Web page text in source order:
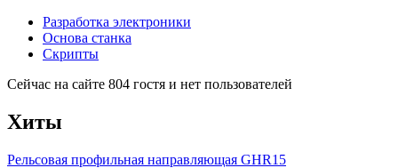
Разработка электроники
Основа станка
Скрипты
Сейчас на сайте 804 гостя и нет пользователей
Хиты
Рельсовая профильная направляющая GHR15